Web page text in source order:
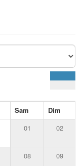
Sam
Dim
01 02
08 09